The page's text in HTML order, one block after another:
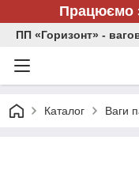
Працюємо
ПП «Горизонт» -
Каталог Ваги